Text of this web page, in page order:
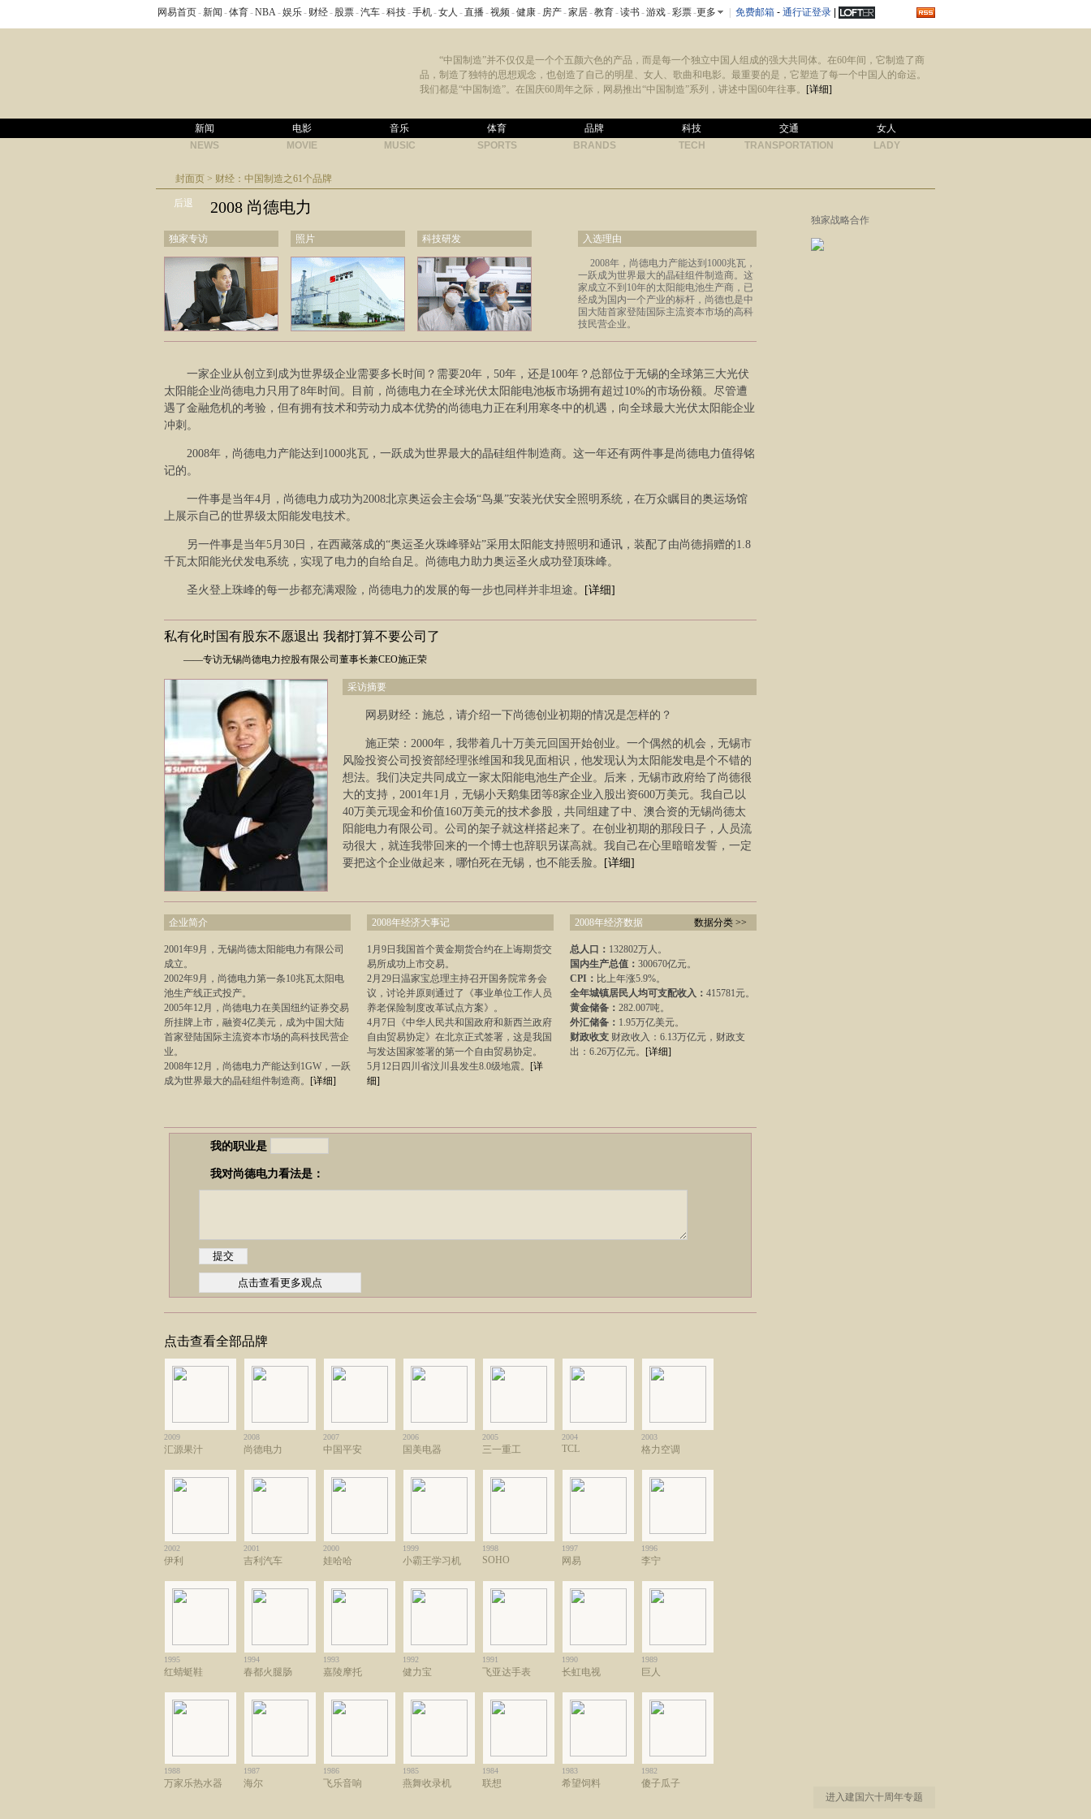
网易首页-新闻 -体育-NBA-娱乐- 财经- 股票-汽车-科技-手机-女人 -直播-视频-健康- 房产-家居-教育-读书-游戏-彩票-更多 免费邮箱 - 通行证登录
“中国制造”并不仅仅是一个个五颜六色的产品，而是每一个独立中国人组成的强大共同体。在60年间，它制造了商
品，制造了独特的思想观念，也创造了自己的明星、女人、歌曲和电影。最重要的是，它塑造了每一个中国人的命运。
我们都是“中国制造”。在国庆60周年之际，网易推出“中国制造”系列，讲述中国60年往事。 [详细]
新闻 电影 音乐 体育 品牌 科技 交通
女人
NEWS
MOVIE MUSIC SPORTS BRANDS TECH TRANSPORTATION LADY
封面页 > 财经：中国制造之61个品牌
后退 2008 尚德电力
独家专访 照片 科技研发 入选理由
2008年，尚德电力产能达到1000兆瓦，
一跃成为世界最大的晶硅组件制造商。这
家成立不到10年的太阳能电池生产商，已
经成为国内一个产业的标杆，尚德也是中
国大陆首家登陆国际主流资本市场的高科
技民营企业。
一家企业从创立到成为世界级企业需要多长时间？需要20年，50年，还是100年？总部位于无锡的全球第三大光伏
太阳能企业尚德电力只用了8年时间。目前，尚德电力在全球光伏太阳能电池板市场拥有超过10%的市场份额。尽管遭
遇了金融危机的考验，但有拥有技术和劳动力成本优势的尚德电力正在利用寒冬中的机遇，向全球最大光伏太阳能企业
冲刺。
2008年，尚德电力产能达到1000兆瓦，一跃成为世界最大的晶硅组件制造商。这一年还有两件事是尚德电力值得铭
记的。
一件事是当年4月，尚德电力成功为2008北京奥运会主会场“鸟巢”安装光伏安全照明系统，在万众瞩目的奥运场馆
上展示自己的世界级太阳能发电技术。
另一件事是当年5月30日，在西藏落成的“奥运圣火珠峰驿站”采用太阳能支持照明和通讯，装配了由尚德捐赠的1.8
千瓦太阳能光伏发电系统，实现了电力的自给自足。尚德电力助力奥运圣火成功登顶珠峰。
圣火登上珠峰的每一步都充满艰险，尚德电力的发展的每一步也同样并非坦途。 [详细]
私有化时国有股东不愿退出 我都打算不要公司了
——专访无锡尚德电力控股有限公司董事长兼CEO施正荣
采访摘要
网易财经：施总，请介绍一下尚德创业初期的情况是怎样的？
施正荣：2000年，我带着几十万美元回国开始创业。一个偶然的机会，无锡市
风险投资公司投资部经理张维国和我见面相识，他发现认为太阳能发电是个不错的
想法。我们决定共同成立一家太阳能电池生产企业。后来，无锡市政府给了尚德很
大的支持，2001年1月，无锡小天鹅集团等8家企业入股出资600万美元。我自己以
40万美元现金和价值160万美元的技术参股，共同组建了中、澳合资的无锡尚德太
阳能电力有限公司。公司的架子就这样搭起来了。在创业初期的那段日子，人员流
动很大，就连我带回来的一个博士也辞职另谋高就。我自己在心里暗暗发誓，一定
要把这个企业做起来，哪怕死在无锡，也不能丢脸。
[详细]
企业简介 2008年经济大事记 2008年经济数据 数据分类 >>
2001年9月，无锡尚德太阳能电力有限公司
成立。
2002年9月，尚德电力第一条10兆瓦太阳电
池生产线正式投产。
2005年12月，尚德电力在美国纽约证券交易
所挂牌上市，融资4亿美元，成为中国大陆
首家登陆国际主流资本市场的高科技民营企
业。
2008年12月，尚德电力产能达到1GW，一跃
成为世界最大的晶硅组件制造商。 [详细]
1月9日我国首个黄金期货合约在上诲期货交
易所成功上市交易。
2月29日温家宝总理主持召开国务院常务会
议，讨论并原则通过了《事业单位工作人员
养老保险制度改革试点方案》。
4月7日《中华人民共和国政府和新西兰政府
自由贸易协定》在北京正式签署，这是我国
与发达国家签署的第一个自由贸易协定。
5月12日四川省汶川县发生8.0级地震。 [详
细]
总人口： 132802万人。
国内生产总值： 300670亿元。
CPI： 比上年涨5.9%。
全年城镇居民人均可支配收入： 415781元。
黄金储备： 282.007吨。
外汇储备： 1.95万亿美元。
财政收支 财政收入：6.13万亿元，财政支
出：6.26万亿元。 [详细]
我的职业是
我对尚德电力看法是：
点击查看全部品牌
2009
汇源果汁
2008
尚德电力
2007
中国平安
2006
国美电器
2005
三一重工
2004
TCL
2003
格力空调
2002
伊利
2001
吉利汽车
2000
娃哈哈
1999
小霸王学习机
1998
SOHO
1997
网易
1996
李宁
1995
红蜻蜓鞋
1994
春都火腿肠
1993
嘉陵摩托
1992
健力宝
1991
飞亚达手表
1990
长虹电视
1989
巨人
1988
万家乐热水器
1987
海尔
1986
飞乐音响
1985
燕舞收录机
1984
联想
1983
希望饲料
1982
傻子瓜子
独家战略合作
进入建国六十周年专题